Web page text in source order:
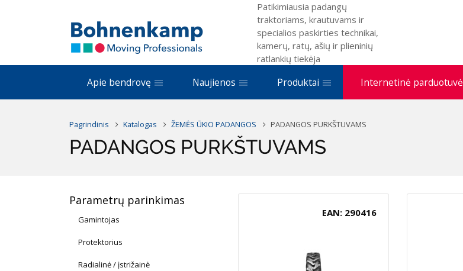
Patikimiausia padangų
traktoriams, krautuvams ir
specialios paskirties technikai,
kamerų, ratų, ašių ir plieninių
ratlankių tiekėja
Apie bendrovę Naujienos Produktai Internetinė parduotuvė
Pagrindinis Katalogas ŽEMĖS ŪKIO PADANGOS PADANGOS PURKŠTUVAMS
PADANGOS PURKŠTUVAMS
Parametrų parinkimas
Gamintojas
Protektorius
Radialinė / įstrižainė
EAN: 290416